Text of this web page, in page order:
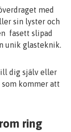
med
sin lyster och
fasett slipad
unik glasteknik.
dig själv eller
som kommer att
ring